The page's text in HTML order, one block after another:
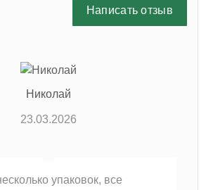
Написать отзыв
Николай
23.03.2026
упаковок, все